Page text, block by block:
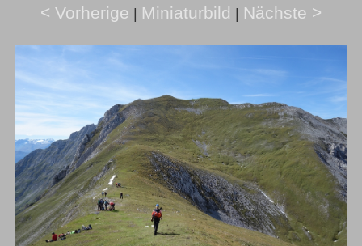
< Vorherige | Miniaturbild | Nächste >